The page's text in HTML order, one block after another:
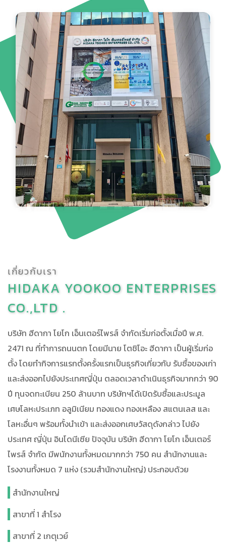
เกี่ยวกับเรา
HIDAKA YOOKOO ENTERPRISES
CO.,LTD .
บริษัท ฮีดากา โยโก เอ็นเตอร์ไพรส์ จำกัดเริ่มก่อตั้งเมื่อปี พ.ศ.
2471 ณ ที่ทำการถนนตก โดยมีนาย โตชิโอะ ฮีดากา เป็นผู้เริ่มก่อ
ตั้ง โดยทำกิจการแรกตั้งครั้งแรกเป็นธุรกิจเกี่ยวกับ รับซื้อของเก่า
และส่งออกไปยังประเทศญี่ปุ่น ตลอดเวลาดำเนินธุรกิจมากกว่า 90
ปี ทุนจดทะเบียน 250 ล้านบาท บริษัทฯได้เปิดรับซื้อและประมูล
เศษโลหะประเภท อลูมิเนียม ทองแดง ทองเหลือง สแตนเลส และ
โลหะอื่นๆ พร้อมทั้งนำเข้า และส่งออกเศษวัสดุดังกล่าว ไปยัง
ประเทศ ญี่ปุ่น อินโดนีเซีย ปัจจุบัน บริษัท ฮีดากา โยโก เอ็นเตอร์
ไพรส์ จำกัด มีพนักงานทั้งหมดมากกว่า 750 คน สำนักงานและ
โรงงานทั้งหมด 7 แห่ง (รวมสำนักงานใหญ่) ประกอบด้วย
สำนักงานใหญ่
สาขาที่ 1 สำโรง
สาขาที่ 2 เกตุเวย์